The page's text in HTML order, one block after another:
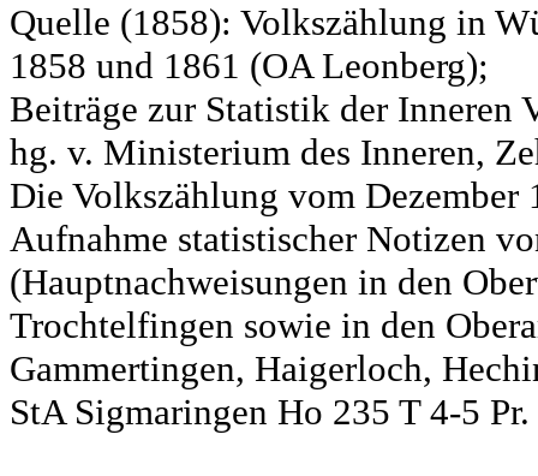
Quelle (1858): Volkszählung in
1858 und 1861 (OA Leonberg);
Beiträge zur Statistik der Inneren
hg. v. Ministerium des Inneren,
Die Volkszählung vom
Aufnahme statistischer Notizen
(Hauptnachweisungen in den
Trochtelfingen sowie in den
Gammertingen, Haigerloch,
StA Sigmaringen Ho 235 T 4-5